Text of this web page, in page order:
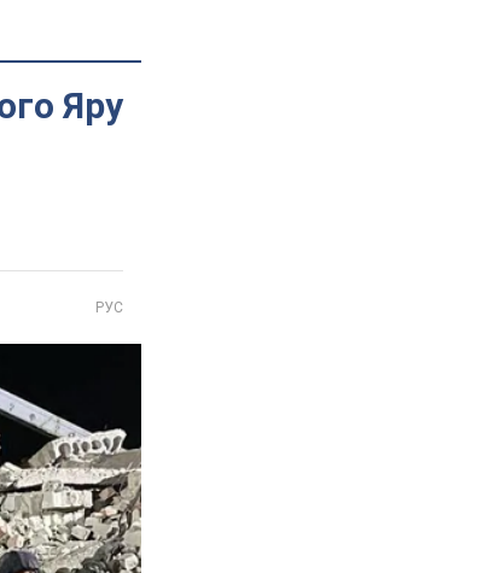
Яру
РУС